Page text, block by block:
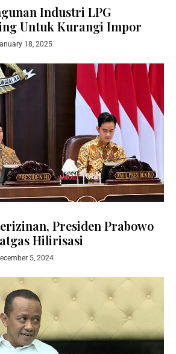
Industri LPG
Untuk Kurangi Impor
18, 2025
Presiden Prabowo
Hilirisasi
5, 2024